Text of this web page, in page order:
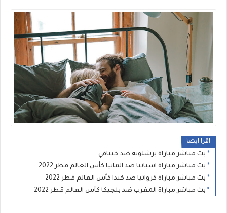
اقرا ايضا
بث مباشر مباراة برشلونة ضد خيتافي
بث مباشر مباراة اسبانيا ضد المانيا كأس العالم قطر 2022
بث مباشر مباراة كرواتيا ضد كندا كأس العالم قطر 2022
بث مباشر مباراة المغرب ضد بلجيكا كأس العالم قطر 2022